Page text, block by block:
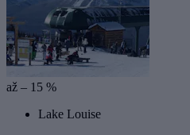
až – 15 %
Lake Louise